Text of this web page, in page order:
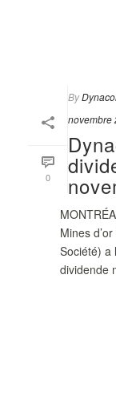
0
By
novembre
Mines
Société) a
dividende